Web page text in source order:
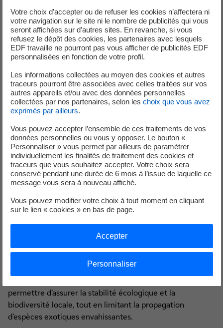
Avril 2022 – La renaturation est
commencée !
Juste avant l’arrivée du printemps, les actions de
renaturation ont pu commencer.
Sur les terrains, de la terre végétale a été mise en place.
Tous les mètres, des plants typiques de la Romanche
(aulne, frêne, viorne, érable, cornouiller, etc.) ont été
plantés puis les sites engazonnés avec des graines locales.
Sur les berges, au plus près du lit de la rivière, ont été
implantés des ramilles de saules au travers d’une toile de
géotextile en coco et d’un lit de branchages qui ont pour
fonction de stabiliser les sols et aider à l’enracinement des
nouveaux plants. D’ici l’été, les premières
paysage commencera à se dessiner.
Les graines et les plants utilisés pour la renaturation ont
périmètre de 25 km autour des anciens aménagements.
permettre d’assurer la stabilité écologique et la
biodiversité locale, tout en limitant la propagation
d’espèces exotiques envahissantes.
Votre choix d’accepter ou de refuser les cookies n’affectera ni
votre navigation sur le site ni le nombre de publicités qui vous
seront affichées sur d’autres sites. En revanche, si vous
refusez le dépôt des cookies, les partenaires avec lesquels
EDF travaille ne pourront pas vous afficher de publicités EDF
personnalisées en fonction de votre profil.
Les informations collectées au moyen des cookies et autres
traceurs pourront être associées avec celles traitées sur vos
autres appareils et/ou avec des données personnelles
collectées par nos partenaires, selon les choix que vous avez
exprimés par ailleurs.
Vous pouvez accepter l’ensemble de ces traitements de vos
données personnelles ou vous y opposer. Le bouton «
Personnaliser » vous permet par ailleurs de paramétrer
individuellement les finalités de traitement des cookies et
traceurs que vous souhaitez accepter. Votre choix sera
conservé pendant une durée de 6 mois à l’issue de laquelle ce
message vous sera à nouveau affiché.
Vous pouvez modifier votre choix à tout moment en cliquant
sur le lien « cookies » en bas de page.
Personnaliser
Accepter